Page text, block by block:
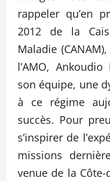
rappeler qu’en
2012 de la
Maladie
l’AMO,
son équipe, une
à ce régime
succès. Pour
s’inspirer de
missions
venue de la Côte-